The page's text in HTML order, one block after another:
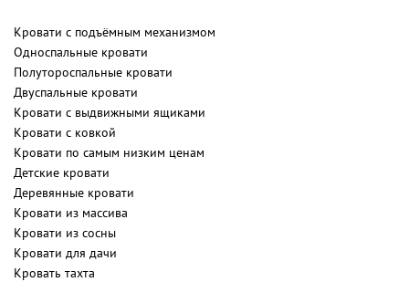
Кровати с подъёмным механизмом
Односпальные кровати
Полутороспальные кровати
Двуспальные кровати
Кровати с выдвижными ящиками
Кровати с ковкой
Кровати по самым низким ценам
Детские кровати
Деревянные кровати
Кровати из массива
Кровати из сосны
Кровати для дачи
Кровать тахта